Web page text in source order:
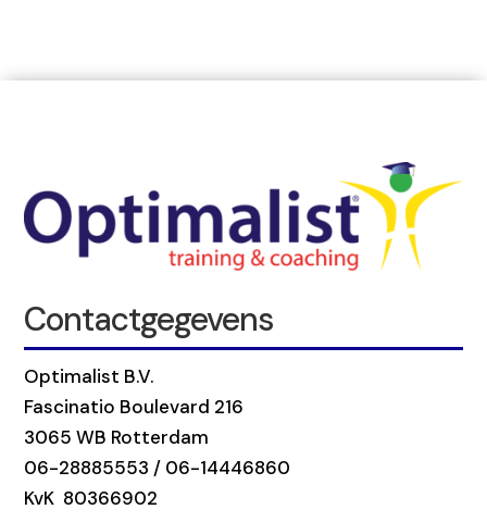
Contactgegevens
Optimalist B.V.
Fascinatio Boulevard 216
3065 WB Rotterdam
06-28885553 / 06-14446860
KvK 80366902